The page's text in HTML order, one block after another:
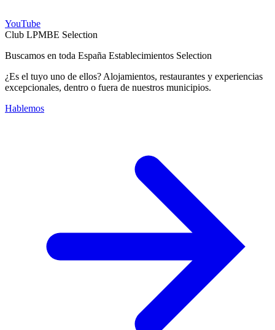
YouTube
Club LPMBE Selection
Buscamos en toda España Establecimientos Selection
¿Es el tuyo uno de ellos? Alojamientos, restaurantes y experiencias
excepcionales, dentro o fuera de nuestros municipios.
Hablemos